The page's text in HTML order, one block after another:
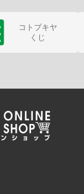
コトブキヤ
くじ